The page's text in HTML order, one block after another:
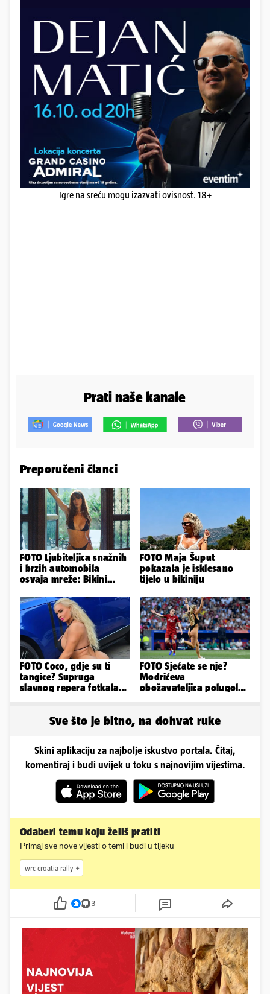
Igre na sreću mogu izazvati ovisnost. 18+
Prati naše kanale
Preporučeni članci
FOTO Ljubiteljica snažnih
i brzih automobila
osvaja mreže: Bikini
snagama
FOTO Maja Šuput
pokazala je isklesano
tijelo u bikiniju
FOTO Coco, gdje su ti
tangice? Supruga
slavnog repera fotkala
FOTO Sjećate se nje?
Modrićeva
obožavateljica polugola
Sve što je bitno, na dohvat ruke
Skini aplikaciju za najbolje iskustvo portala. Čitaj,
komentiraj i budi uvijek u toku s najnovijim vijestima.
Odaberi temu koju želiš pratiti
Primaj sve nove vijesti o temi i budi u tijeku
wrc croatia rally
3